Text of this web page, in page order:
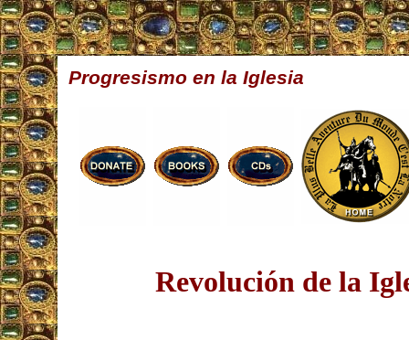
Progresismo en la Iglesia
Revolución de la